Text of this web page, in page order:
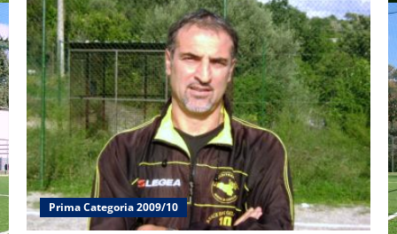
Prima Categoria 2009/10